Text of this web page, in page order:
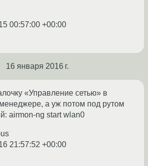
00:57:00 +00:00
16 января 2016 г.
«Управление сетью» в
а уж потом под рутом
airmon-ng start wlan0
21:57:52 +00:00